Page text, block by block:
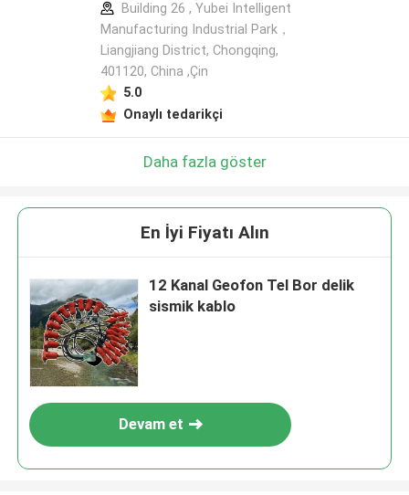
Building 26 , Yubei Intelligent
Manufacturing Industrial Park，
Liangjiang District, Chongqing,
401120, China ,Çin
5.0
Onaylı tedarikçi
Daha fazla göster
En İyi Fiyatı Alın
12 Kanal Geofon Tel Bor delik
sismik kablo
Devam et